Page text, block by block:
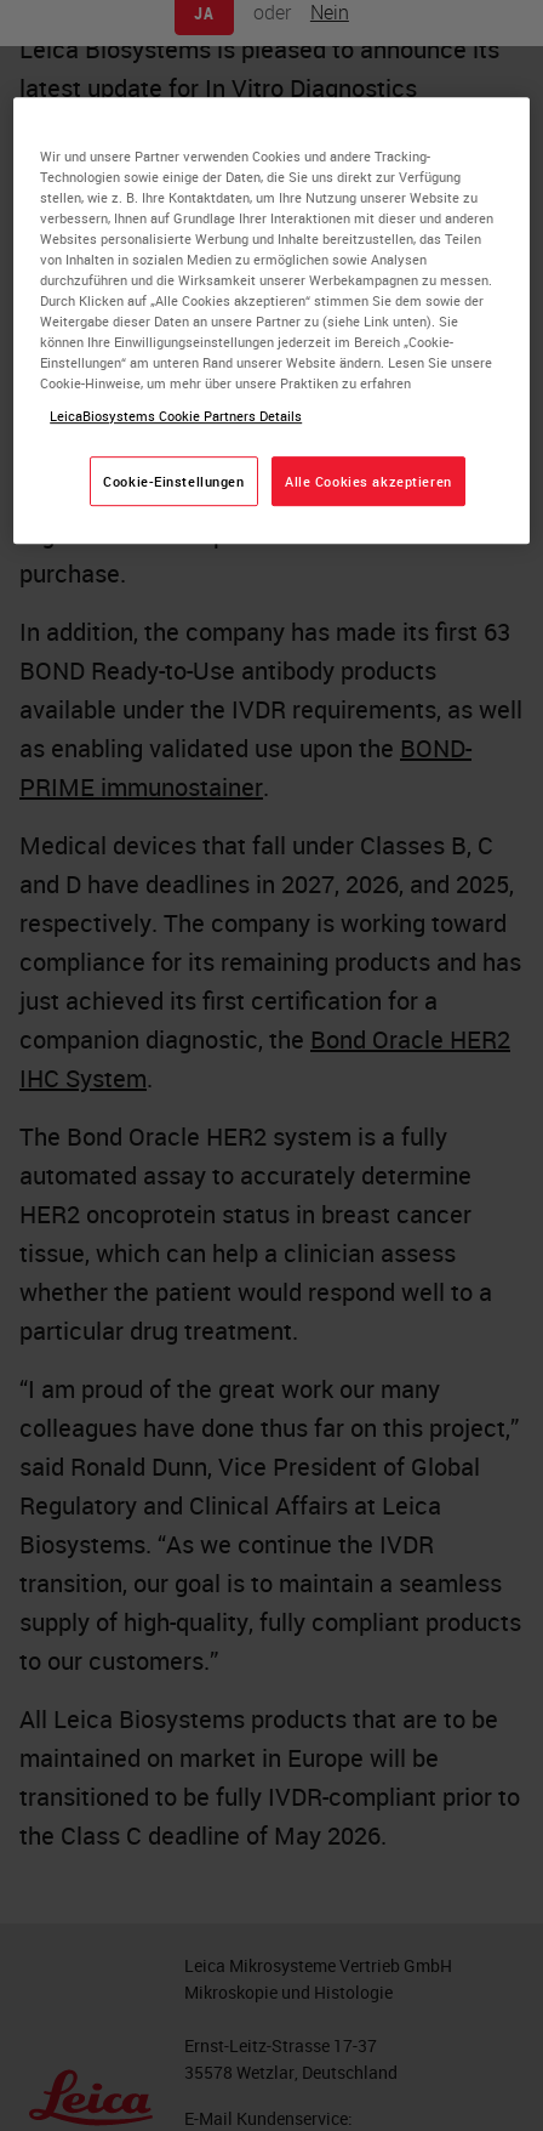
JA oder Nein
Leica Biosystems is pleased to announce its
latest update for In Vitro Diagnostics
notified body BSI for the
immunohistochemistry (IHC) portfolio.
The IVDR is a piece of European Union
legislation that aims to ensure the safety and
performance of in-vitro diagnostic medical
devices on the European market. Prior to the
May 2022 deadline for Class A medical
devices, Leica Biosystems ensured that all its
applicable products fully met the new
purchase.
In addition, the company has made its first 63
BOND Ready-to-Use antibody products
available under the IVDR requirements, as well
as enabling validated use upon the BOND-
PRIME immunostainer.
Medical devices that fall under Classes B, C
and D have deadlines in 2027, 2026, and 2025,
respectively. The company is working toward
compliance for its remaining products and has
just achieved its first certification for a
companion diagnostic, the Bond Oracle HER2
IHC System.
The Bond Oracle HER2 system is a fully
automated assay to accurately determine
HER2 oncoprotein status in breast cancer
tissue, which can help a clinician assess
whether the patient would respond well to a
particular drug treatment.
“I am proud of the great work our many
colleagues have done thus far on this project,”
said Ronald Dunn, Vice President of Global
Regulatory and Clinical Affairs at Leica
Biosystems. “As we continue the IVDR
transition, our goal is to maintain a seamless
supply of high-quality, fully compliant products
to our customers.”
All Leica Biosystems products that are to be
maintained on market in Europe will be
transitioned to be fully IVDR-compliant prior to
the Class C deadline of May 2026.
Leica Mikrosysteme Vertrieb GmbH
Mikroskopie und Histologie
Ernst-Leitz-Strasse 17-37
35578 Wetzlar, Deutschland
E-Mail Kundenservice:
Wir und unsere Partner verwenden Cookies und andere Tracking-
Technologien sowie einige der Daten, die Sie uns direkt zur Verfügung
stellen, wie z. B. Ihre Kontaktdaten, um Ihre Nutzung unserer Website zu
verbessern, Ihnen auf Grundlage Ihrer Interaktionen mit dieser und anderen
Websites personalisierte Werbung und Inhalte bereitzustellen, das Teilen
von Inhalten in sozialen Medien zu ermöglichen sowie Analysen
durchzuführen und die Wirksamkeit unserer Werbekampagnen zu messen.
Durch Klicken auf „Alle Cookies akzeptieren“ stimmen Sie dem sowie der
Weitergabe dieser Daten an unsere Partner zu (siehe Link unten). Sie
können Ihre Einwilligungseinstellungen jederzeit im Bereich „Cookie-
Einstellungen“ am unteren Rand unserer Website ändern. Lesen Sie unsere
Cookie-Hinweise, um mehr über unsere Praktiken zu erfahren
LeicaBiosystems Cookie Partners Details
Cookie-Einstellungen Alle Cookies akzeptieren